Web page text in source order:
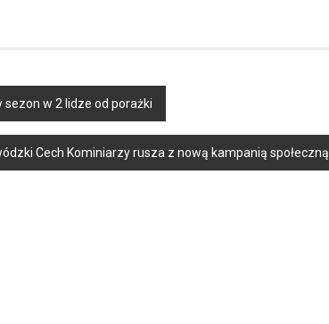
w 2 lidze od porażki
Cech Kominiarzy rusza z nową kampanią społeczną